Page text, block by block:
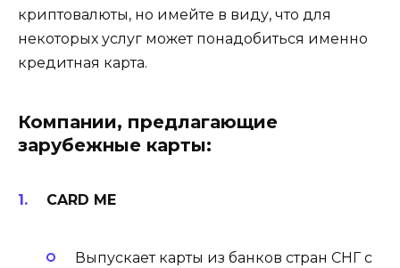
криптовалюты, но имейте в виду, что для
некоторых услуг может понадобиться именно
кредитная карта.
Компании, предлагающие
зарубежные карты:
CARD ME
Выпускает карты из банков стран СНГ с